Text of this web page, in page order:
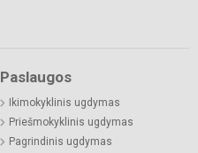
Paslaugos
Ikimokyklinis ugdymas
Priešmokyklinis ugdymas
Pagrindinis ugdymas